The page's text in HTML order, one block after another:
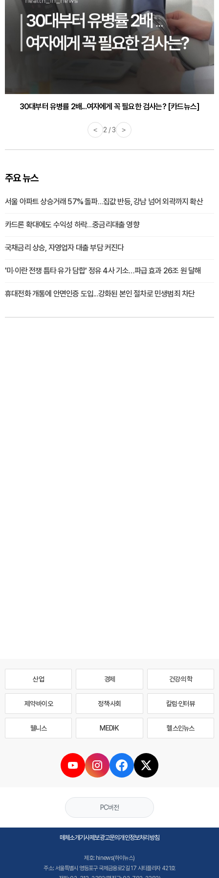
30대부터 유병률 2배...여자에게 꼭 필요한 검사는? [카드뉴스]
< 2 / 3 >
주요 뉴스
서울 아파트 상승거래 57% 돌파…집값 반등, 강남 넘어 외곽까지 확산
카드론 확대에도 수익성 하락…중금리대출 영향
국채금리 상승, 자영업자 대출 부담 커진다
'미·이란 전쟁 틈타 유가 담합' 정유 4사 기소…파급 효과 26조 원 달해
휴대전화 개통에 안면인증 도입...강화된 본인 절차로 민생범죄 차단
산업 경제 건강·의학
제약·바이오 정책·사회 칼럼·인터뷰
웰니스 MEDI·K 헬스인뉴스
PC버전
매체소개기사제보광고문의개인정보처리방침
제호: hinews(하이뉴스)
주소: 서울특별시 영등포구 국제금융로2길 17 시티플라자 421호